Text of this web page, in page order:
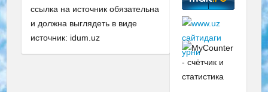
ссылка на источник обязательна
и должна выглядеть в виде
источник: idum.uz